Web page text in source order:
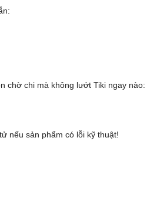
chờ chi mà không lướt Tiki ngay nào:
nếu sản phẩm có lỗi kỹ thuật!